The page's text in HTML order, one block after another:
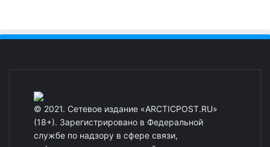
© 2021. Сетевое издание «ARCTICPOST.RU»
(18+). Зарегистрировано в Федеральной
службе по надзору в сфере связи,